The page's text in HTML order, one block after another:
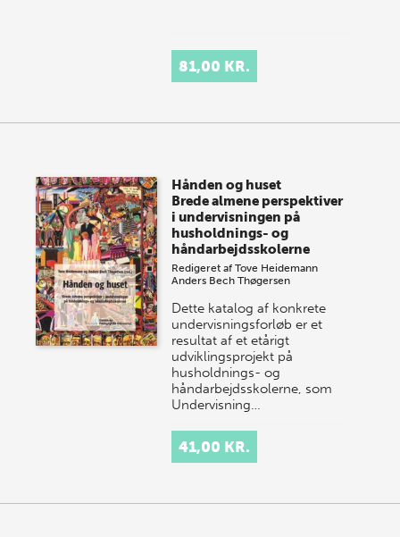
81,00 KR.
Hånden og huset
Brede almene perspektiver
i undervisningen på
husholdnings- og
håndarbejdsskolerne
Redigeret afTove Heidemann
Anders Bech Thøgersen
Dette katalog af konkrete
undervisningsforløb er et
resultat af et etårigt
udviklingsprojekt på
husholdnings- og
håndarbejdsskolerne, som
Undervisning…
41,00 KR.